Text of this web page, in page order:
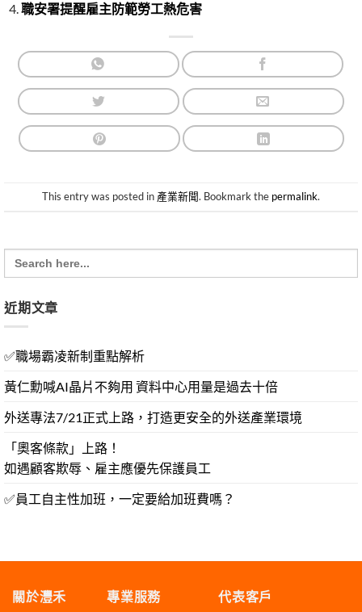
職安署提醒雇主防範勞工熱危害
This entry was posted in 產業新聞. Bookmark the permalink.
Search
for:
近期文章
✅職場霸凌新制重點解析
黃仁勳喊AI晶片不夠用 資料中心用量是過去十倍
外送專法7/21正式上路，打造更安全的外送產業環境
「奧客條款」上路！
如遇顧客欺辱、雇主應優先保護員工
✅員工自主性加班，一定要給加班費嗎？
關於灃禾 專業服務 代表客戶